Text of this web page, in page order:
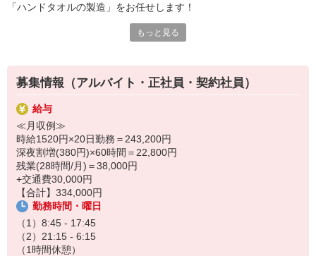
「ハンドタオルの製造」をお任せします！
・機械のボタンやパネルを操作
・製品が出てきたら取り出す
・ドライバーを使用してネジを付けていく
・手順書通りに部材を繋げていく（簡単◎）
このようなお仕事です！
手順さえ覚えたら誰でも出来る簡単作業
スキルや経験なども必要ありません
必要なのは集中力とコツコツ作業の忍耐力のみ◎
▼職場の雰囲気
・清掃が行き届いたキレイな職場
・食堂・売店あり！
→300〜400円でお腹いっぱい
もっと見る
募集情報（アルバイト・正社員・契約社員）
給与
≪月収例≫
時給1520円×20日勤務＝243,200円
深夜割増(380円)×60時間＝22,800円
残業(28時間/月)＝38,000円
+交通費30,000円
【合計】334,000円
勤務時間・曜日
（1）8:45 - 17:45
（2）21:15 - 6:15
（1時間休憩）